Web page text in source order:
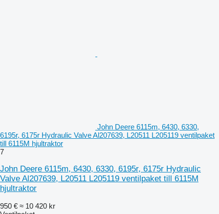
John Deere 6115m, 6430, 6330,
6195r, 6175r Hydraulic Valve Al207639, L20511 L205119 ventilpaket
till 6115M hjultraktor
7
John Deere 6115m, 6430, 6330, 6195r, 6175r Hydraulic
Valve Al207639, L20511 L205119 ventilpaket till 6115M
hjultraktor
950 € ≈ 10 420 kr